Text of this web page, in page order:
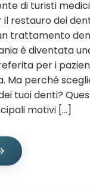
di turisti
restauro dei
trattamento
è diventata
per i
Ma perché
tuoi denti?
motivi […]